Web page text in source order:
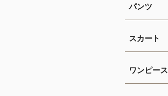
パンツ
スカート
ワンピース